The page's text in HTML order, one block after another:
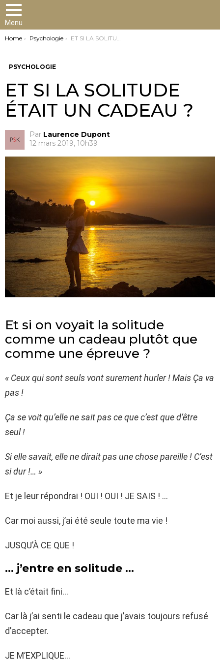
Menu
You are here:
Home Psychologie ET SI LA SOLITUDE ÉTAIT UN CADEAU ?
PSYCHOLOGIE
ET SI LA SOLITUDE
ÉTAIT UN CADEAU ?
Par Laurence Dupont
12 mars 2019, 10h39
Et si on voyait la solitude
comme un cadeau plutôt que
comme une épreuve ?
« Ceux qui sont seuls vont surement hurler ! Mais Ça va
pas !
Ça se voit qu’elle ne sait pas ce que c’est que d’être
seul !
Si elle savait, elle ne dirait pas une chose pareille ! C’est
si dur !… »
Et je leur répondrai ! OUI ! OUI ! JE SAIS ! …
Car moi aussi, j’ai été seule toute ma vie !
JUSQU’À CE QUE !
… j’entre en solitude …
Et là c’était fini…
Car là j’ai senti le cadeau que j’avais toujours refusé
d’accepter.
JE M’EXPLIQUE…